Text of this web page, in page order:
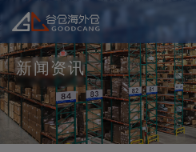
新闻资讯